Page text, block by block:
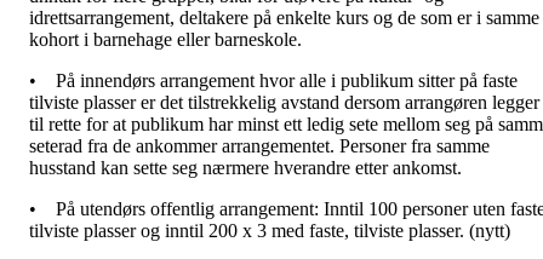
idrettsarrangement, deltakere på enkelte kurs og de som er i samme
kohort i barnehage eller barneskole.
•
På innendørs arrangement hvor alle i publikum sitter på faste
tilviste plasser er det tilstrekkelig avstand dersom arrangøren legger
til rette for at publikum har minst ett ledig sete mellom seg på
seterad fra de ankommer arrangementet. Personer fra samme
husstand kan sette seg nærmere hverandre etter ankomst.
•
På utendørs offentlig arrangement: Inntil 100 personer uten
tilviste plasser og inntil 200 x 3 med faste, tilviste plasser. (nytt)